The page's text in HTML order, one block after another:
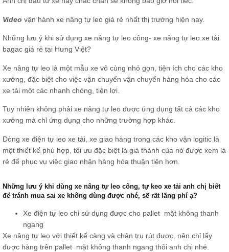
Video vận hành xe nâng tự leo giá rẻ nhất thị trường hiện nay.
Những lưu ý khi sử dụng xe nâng tự leo công- xe nâng tự leo xe tải
bagac giá rẻ tại Hưng Việt?
Xe nâng tự leo là một mẫu xe vô cùng nhỏ gọn, tiện ích cho các kho
xưởng, đặc biệt cho việc vận chuyển vận chuyển hàng hóa cho các
xe tải một các nhanh chóng, tiện lợi.
Tuy nhiên không phải xe nâng tự leo được ứng dụng tất cả các kho
xưởng mà chỉ ứng dụng cho những trường hợp khác.
Dòng xe điện tự leo xe tải, xe giao hàng trong các kho vận logitic là
một thiết kế phù hợp, tối ưu đặc biệt là giá thành của nó được xem là
rẻ để phục vụ việc giao nhận hàng hóa thuận tiện hơn.
Những lưu ý khi dùng xe nâng tự leo công, tự keo xe tải anh chị biết
để tránh mua sai xe không dùng được nhé, sẽ rất lãng phí ạ?
Xe điện tự leo chỉ sử dụng được cho pallet mặt không thanh
ngang
Xe nâng tự leo với thiết kế càng và chân trụ rút được, nên chỉ lấy
được hàng trên pallet mặt không thanh ngang thôi anh chị nhé.